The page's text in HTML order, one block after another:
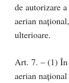
de autorizare
aerian
ulterioare.
Art. 7. – (1) În
aerian